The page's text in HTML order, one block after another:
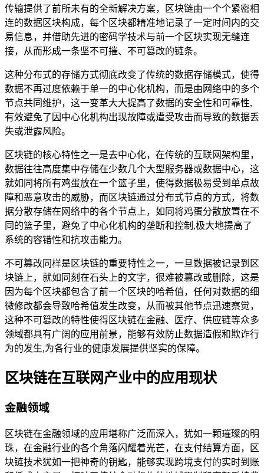
传输提供了前所未有的全新解决方案，区块链由一个个紧密相
连的数据区块构成，每个区块都精准地记录了一定时间内的交
易信息，并借助先进的密码学技术与前一个区块实现无缝连
接，从而形成一条坚不可摧、不可篡改的链条。
这种分布式的存储方式彻底改变了传统的数据存储模式，使得
数据不再过度依赖于单一的中心化机构，而是由网络中的多个
节点共同维护，这一变革大大提高了数据的安全性和可靠性,
有效避免了因中心化机构出现故障或遭受攻击而导致的数据丢
失或泄露风险。
区块链的核心特性之一是去中心化，在传统的互联网架构里，
数据往往高度集中存储在少数几个大型服务器或数据中心，这
就如同将所有鸡蛋放在一个篮子里，使得数据极易受到单点故
障和恶意攻击的威胁，而区块链通过分布式节点的方式，将数
据分散存储在网络中的各个节点上，如同将鸡蛋分散放置在不
同的篮子里，避免了中心化机构的垄断和控制,极大地提高了
系统的容错性和抗攻击能力。
不可篡改同样是区块链的重要特性之一，一旦数据被记录到区
块链上，就如同刻在石头上的文字，很难被篡改或删除，这是
因为每个区块都包含了前一个区块的哈希值，任何对数据的细
微修改都会导致哈希值发生改变，从而被其他节点迅速察觉，
这种不可篡改的特性使得区块链在金融、医疗、供应链等众多
领域都具有广阔的应用前景，能够有效防止数据造假和欺诈行
为的发生,为各行业的健康发展提供坚实的保障。
区块链在互联网产业中的应用现状
金融领域
区块链在金融领域的应用堪称广泛而深入，犹如一颗璀璨的明
珠，在金融行业的各个角落闪耀着光芒，在支付结算方面，区
块链技术犹如一把神奇的钥匙，能够实现跨境支付的实时到账